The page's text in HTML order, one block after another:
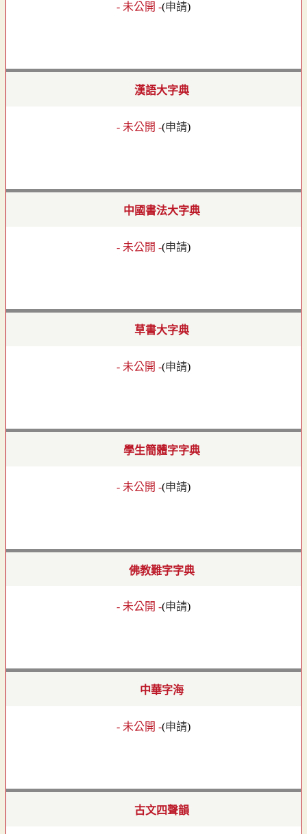
- 未公開 -(申請)
漢語大字典
- 未公開 -(申請)
中國書法大字典
- 未公開 -(申請)
草書大字典
- 未公開 -(申請)
學生簡體字字典
- 未公開 -(申請)
佛教難字字典
- 未公開 -(申請)
中華字海
- 未公開 -(申請)
古文四聲韻